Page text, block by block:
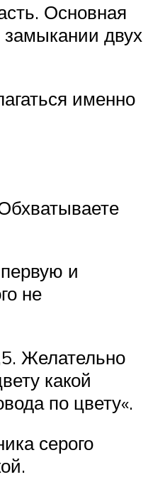
Основная
замыкании двух
именно
и
не
Желательно
какой
по цвету«.
серого